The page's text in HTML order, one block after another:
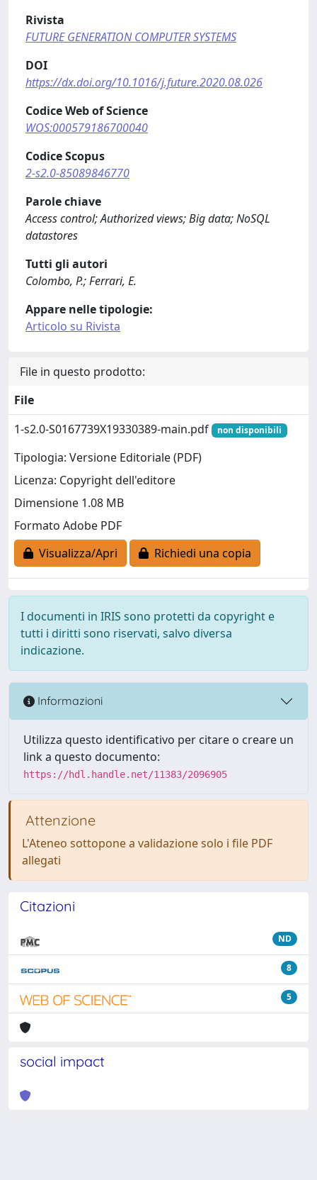
Rivista
FUTURE GENERATION COMPUTER SYSTEMS
DOI
https://dx.doi.org/10.1016/j.future.2020.08.026
Codice Web of Science
WOS:000579186700040
Codice Scopus
2-s2.0-85089846770
Parole chiave
Access control; Authorized views; Big data; NoSQL
datastores
Tutti gli autori
Colombo, P.; Ferrari, E.
Appare nelle tipologie:
Articolo su Rivista
File in questo prodotto:
File
1-s2.0-S0167739X19330389-main.pdf
non disponibili
Tipologia: Versione Editoriale (PDF)
Licenza: Copyright dell'editore
Dimensione 1.08 MB
Formato Adobe PDF
Visualizza/Apri
Richiedi una copia
I documenti in IRIS sono protetti da copyright e
tutti i diritti sono riservati, salvo diversa
indicazione.
Informazioni
Utilizza questo identificativo per citare o creare un
link a questo documento:
https://hdl.handle.net/11383/2096905
Attenzione
L'Ateneo sottopone a validazione solo i file PDF
allegati
Citazioni
ND
8
5
social impact